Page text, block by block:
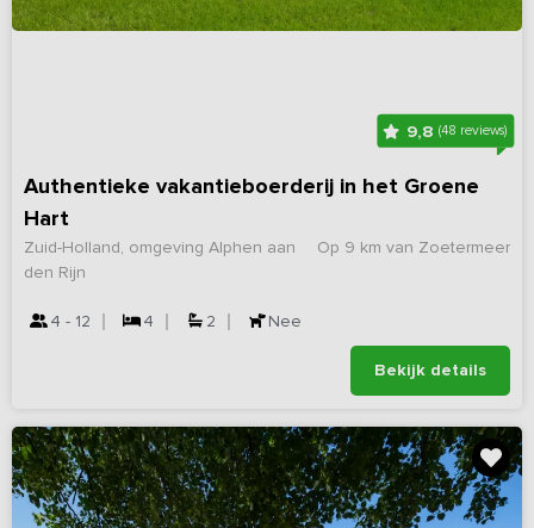
9,8 (48 reviews)
Authentieke vakantieboerderij in het Groene
Hart
Op 9 km van Zoetermeer
Zuid-Holland, omgeving Alphen aan
den Rijn
4 - 12 4 2 Nee
Bekijk details